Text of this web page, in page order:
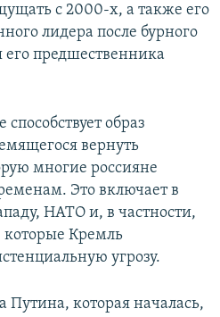
с 2000-х, а также его
лидера после бурного
его предшественника
образ
вернуть
многие россияне
Это включает в
НАТО и, в частности,
Кремль
угрозу.
Путина, которая началась,